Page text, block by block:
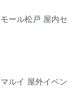
ール松戸 屋内セ
ルイ 屋外イベン